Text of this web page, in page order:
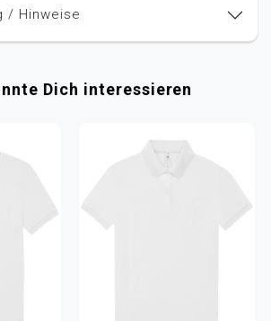
/ Hinweise
Dich interessieren